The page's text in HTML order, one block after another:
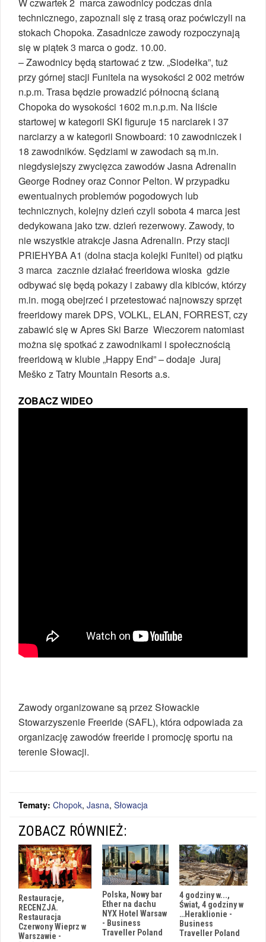
W czwartek 2 marca zawodnicy podczas dnia
technicznego, zapoznali się z trasą oraz poćwiczyli na
stokach Chopoka. Zasadnicze zawody rozpoczynają
się w piątek 3 marca o godz. 10.00.
– Zawodnicy będą startować z tzw. „Siodełka”, tuż
przy górnej stacji Funitela na wysokości 2 002 metrów
n.p.m. Trasa będzie prowadzić północną ścianą
Chopoka do wysokości 1602 m.n.p.m. Na liście
startowej w kategorii SKI figuruje 15 narciarek i 37
narciarzy a w kategorii Snowboard: 10 zawodniczek i
18 zawodników. Sędziami w zawodach są m.in.
niegdysiejszy zwycięzca zawodów Jasna Adrenalin
George Rodney oraz Connor Pelton. W przypadku
ewentualnych problemów pogodowych lub
technicznych, kolejny dzień czyli sobota 4 marca jest
dedykowana jako tzw. dzień rezerwowy. Zawody, to
nie wszystkie atrakcje Jasna Adrenalin. Przy stacji
PRIEHYBA A1 (dolna stacja kolejki Funitel) od piątku
3 marca zacznie działać freeridowa wioska gdzie
odbywać się będą pokazy i zabawy dla kibiców, którzy
m.in. mogą obejrzeć i przetestować najnowszy sprzęt
freeridowy marek DPS, VOLKL, ELAN, FORREST, czy
zabawić się w Apres Ski Barze Wieczorem natomiast
można się spotkać z zawodnikami i społecznością
freeridową w klubie „Happy End” – dodaje Juraj
Meško z Tatry Mountain Resorts a.s.
ZOBACZ WIDEO
Zawody organizowane są przez Słowackie
Stowarzyszenie Freeride (SAFL), która odpowiada za
organizację zawodów freeride i promocję sportu na
terenie Słowacji.
Tematy: Chopok, Jasna, Słowacja
ZOBACZ RÓWNIEŻ:
Restauracje,
RECENZJA.
Restauracja
Czerwony Wieprz w
Warszawie -
Polska, Nowy bar
Ether na dachu
NYX Hotel Warsaw
- Business
Traveller Poland
4 godziny w...,
Świat, 4 godziny w
…Heraklionie -
Business
Traveller Poland